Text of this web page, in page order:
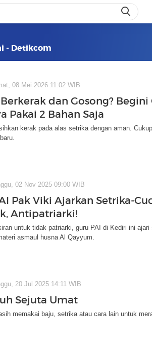
- Detikcom
08 Mei 2026 11:02 WIB
dan Gosong? Begini
Pakai 2 Bahan Saja
kerak pada alas setrika dengan aman.
02 Nov 2025 09:00 WIB
Pak Viki Ajarkan Setrika-
Antipatriarki!
untuk tidak patriarki, guru PAI di Kediri ini
asmaul husna Al Qayyum.
20 Jul 2025 14:11 WIB
Sejuta Umat
memakai baju, setrika atau cara lain untuk